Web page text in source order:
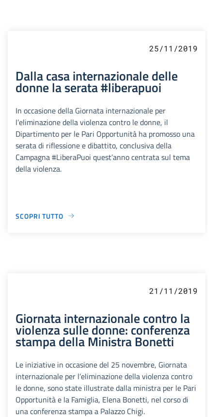
25/11/2019
Dalla casa internazionale delle
donne la serata #liberapuoi
In occasione della Giornata internazionale per
l’eliminazione della violenza contro le donne, il
Dipartimento per le Pari Opportunità ha promosso una
serata di riflessione e dibattito, conclusiva della
Campagna #LiberaPuoi quest’anno centrata sul tema
della violenza.
SCOPRI TUTTO
21/11/2019
Giornata internazionale contro la
violenza sulle donne: conferenza
stampa della Ministra Bonetti
Le iniziative in occasione del 25 novembre, Giornata
internazionale per l’eliminazione della violenza contro
le donne, sono state illustrate dalla ministra per le Pari
Opportunità e la Famiglia, Elena Bonetti, nel corso di
una conferenza stampa a Palazzo Chigi.